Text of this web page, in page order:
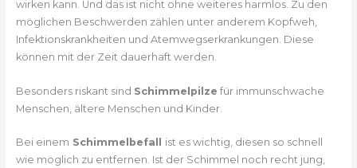
wirken kann. Und das ist nicht ohne weiteres harmlos. Zu den
möglichen Beschwerden zählen unter anderem Kopfweh,
Infektionskrankheiten und Atemwegserkrankungen. Diese
können mit der Zeit dauerhaft werden.
Besonders riskant sind Schimmelpilze für immunschwache
Menschen, ältere Menschen und Kinder.
Bei einem Schimmelbefall ist es wichtig, diesen so schnell
wie möglich zu entfernen. Ist der Schimmel noch recht jung,